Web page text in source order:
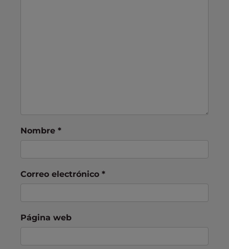
Nombre *
Correo electrónico *
Página web